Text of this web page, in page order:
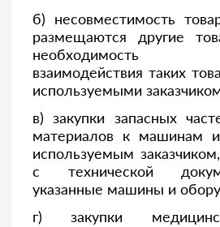
б) несовместимость
размещаются другие
необходимость
взаимодействия таких
используемыми
в) закупки запасных
материалов к машинам
используемым
с технической
указанные машины и
г) закупки